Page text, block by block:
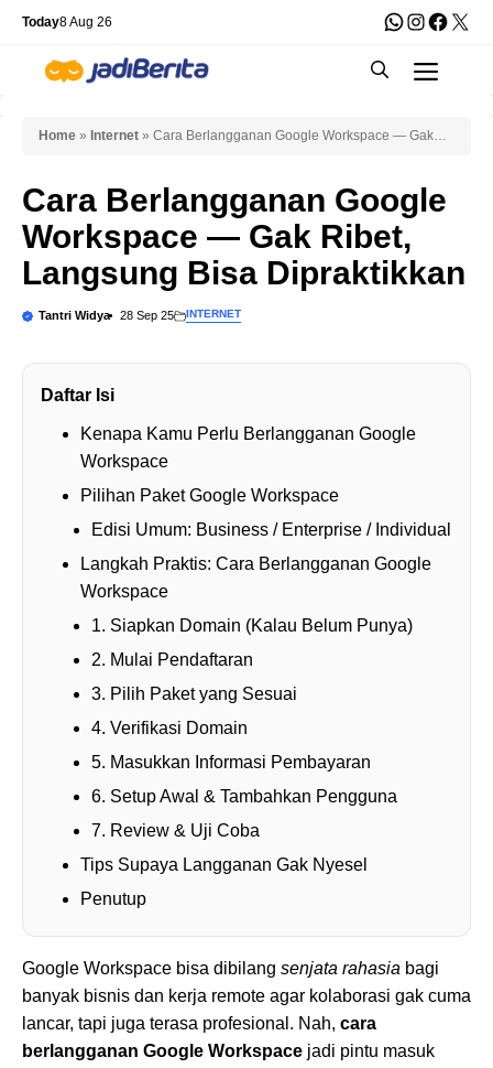
Skip
content
Today8 Aug 26 WhatsApp
X
Home » Internet » Cara Berlangganan Google Workspace — Gak
Cara Berlangganan Google
Workspace — Gak Ribet,
Langsung Bisa Dipraktikkan
Tantri Widya 28 Sep 25 INTERNET
Daftar Isi
Kenapa Kamu Perlu Berlangganan Google
Workspace
Pilihan Paket Google Workspace
Edisi Umum: Business / Enterprise / Individual
Langkah Praktis: Cara Berlangganan Google
Workspace
1. Siapkan Domain (Kalau Belum Punya)
2. Mulai Pendaftaran
3. Pilih Paket yang Sesuai
4. Verifikasi Domain
5. Masukkan Informasi Pembayaran
6. Setup Awal & Tambahkan Pengguna
7. Review & Uji Coba
Tips Supaya Langganan Gak Nyesel
Penutup
Google Workspace bisa dibilang senjata rahasia bagi
banyak bisnis dan kerja remote agar kolaborasi gak cuma
lancar, tapi juga terasa profesional. Nah, cara
berlangganan Google Workspace jadi pintu masuk